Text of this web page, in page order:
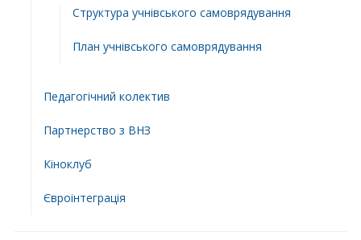
Структура учнiвського самоврядування
План учнiвського самоврядування
Педагогічний колектив
Партнерство з ВНЗ
Кіноклуб
Євроінтеграція